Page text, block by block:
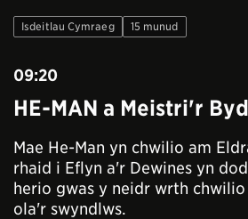
Isdeitlau Cymraeg 15 munud
09:20
HE-MAN a Meistri'r
Mae He-Man yn chwilio am
rhaid i Eflyn a'r Dewines yn
herio gwas y neidr wrth
ola'r swyndlws.